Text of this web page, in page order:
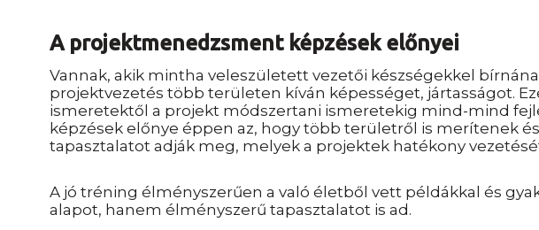
A projektmenedzsment képzések előnyei
Vannak, akik mintha veleszületett vezetői készségekkel
projektvezetés több területen kíván képességet, jártasságot.
ismeretektől a projekt módszertani ismeretekig mind-mind
képzések előnye éppen az, hogy több területről is merítenek
tapasztalatot adják meg, melyek a projektek hatékony
A jó tréning élményszerűen a való életből vett példákkal és
alapot, hanem élményszerű tapasztalatot is ad.